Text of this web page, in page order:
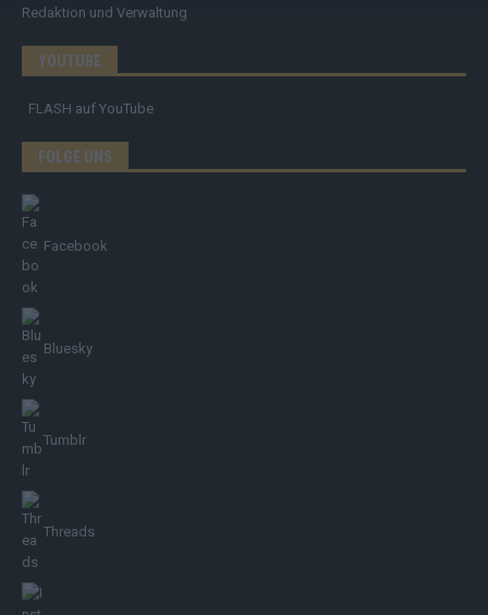
Redaktion und Verwaltung
YOUTUBE
FLASH auf YouTube
FOLGE UNS
Facebook
Bluesky
Tumblr
Threads